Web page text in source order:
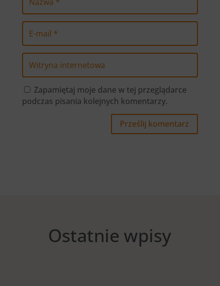
Zapamiętaj moje dane w tej przeglądarce
podczas pisania kolejnych komentarzy.
Prześlij komentarz
Ostatnie wpisy